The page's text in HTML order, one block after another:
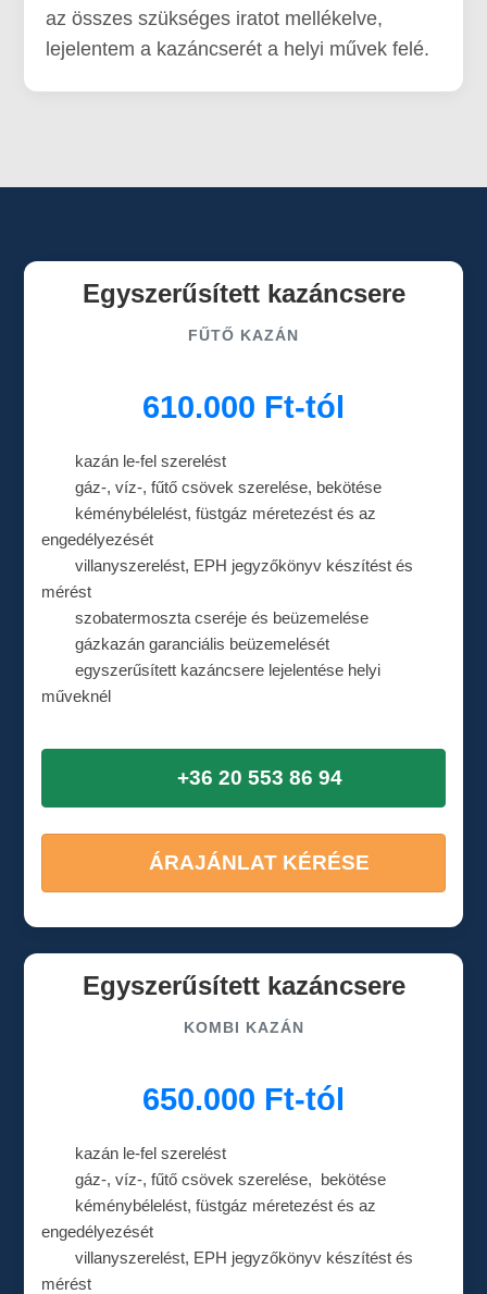
az összes szükséges iratot mellékelve,
lejelentem a kazáncserét a helyi művek felé.
Egyszerűsített kazáncsere
FŰTŐ KAZÁN
610.000 Ft-tól
kazán le-fel szerelést
gáz-, víz-, fűtő csövek szerelése, bekötése
kéménybélelést, füstgáz méretezést és az
engedélyezését
villanyszerelést, EPH jegyzőkönyv készítést és
mérést
szobatermoszta cseréje és beüzemelése
gázkazán garanciális beüzemelését
egyszerűsített kazáncsere lejelentése helyi
műveknél
+36 20 553 86 94
ÁRAJÁNLAT KÉRÉSE
Egyszerűsített kazáncsere
KOMBI KAZÁN
650.000 Ft-tól
kazán le-fel szerelést
gáz-, víz-, fűtő csövek szerelése, bekötése
kéménybélelést, füstgáz méretezést és az
engedélyezését
villanyszerelést, EPH jegyzőkönyv készítést és
mérést